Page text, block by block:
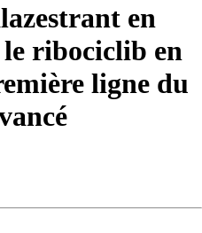
en
le ribociclib en
ligne du